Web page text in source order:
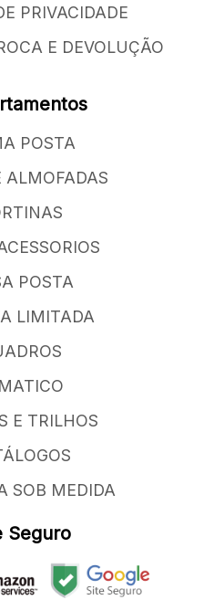
PRIVACIDADE
E DEVOLUÇÃO
POSTA
ALMOFADAS
POSTA
LIMITADA
E TRILHOS
SOB MEDIDA
Seguro